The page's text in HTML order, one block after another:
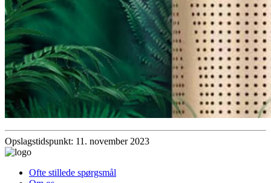
Opslagstidspunkt: 11. november 2023
Ofte stillede spørgsmål